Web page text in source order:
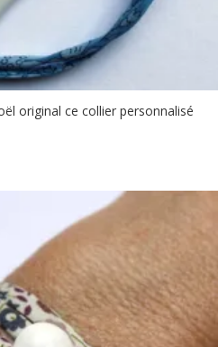
original ce collier personnalisé